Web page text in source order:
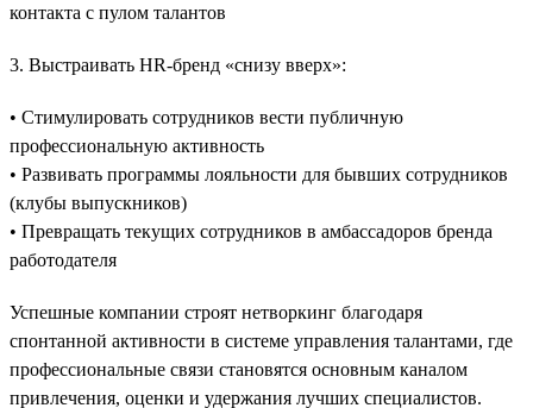
контакта с пулом талантов
3. Выстраивать HR-бренд «снизу вверх»:
• Стимулировать сотрудников вести публичную
профессиональную активность
• Развивать программы лояльности для бывших сотрудников
(клубы выпускников)
• Превращать текущих сотрудников в амбассадоров бренда
работодателя
Успешные компании строят нетворкинг благодаря
спонтанной активности в системе управления талантами, где
профессиональные связи становятся основным каналом
привлечения, оценки и удержания лучших специалистов.